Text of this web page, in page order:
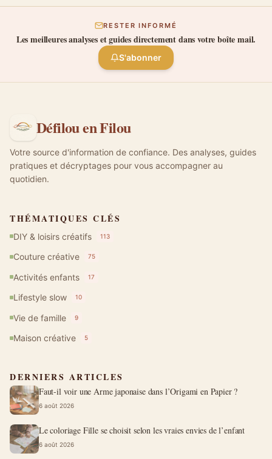
RESTER INFORMÉ
Les meilleures analyses et guides directement dans votre boîte mail.
S'abonner
Défilou en Filou
Votre source d'information de confiance. Des analyses, guides
pratiques et décryptages pour vous accompagner au
quotidien.
THÉMATIQUES CLÉS
DIY & loisirs créatifs 113
Couture créative 75
Activités enfants 17
Lifestyle slow 10
Vie de famille 9
Maison créative 5
DERNIERS ARTICLES
Faut-il voir une Arme japonaise dans l’Origami en Papier ?
6 août 2026
Le coloriage Fille se choisit selon les vraies envies de l’enfant
6 août 2026